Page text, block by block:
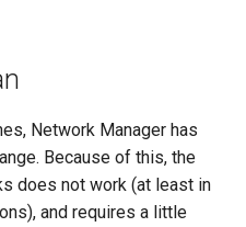
Network Manager has
Because of this, the
does not work (at least in
and requires a little